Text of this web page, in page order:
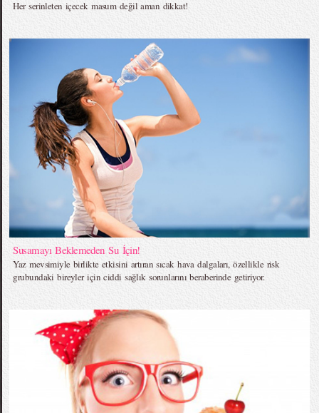
Her serinleten içecek masum değil aman dikkat!
Susamayı Beklemeden Su İçin!
Yaz mevsimiyle birlikte etkisini artıran sıcak hava dalgaları, özellikle risk
grubundaki bireyler için ciddi sağlık sorunlarını beraberinde getiriyor.